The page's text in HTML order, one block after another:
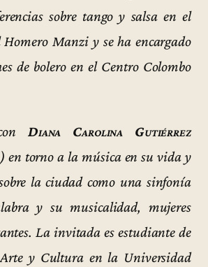
sobre tango y salsa en el
Manzi y se ha encargado
de bolero en el Centro Colombo
Diana Carolina Gutiérrez
en torno a la música en su vida y
la ciudad como una sinfonía
y su musicalidad, mujeres
La invitada es estudiante de
y Cultura en la Universidad